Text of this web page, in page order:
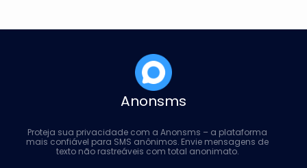
Anonsms
Proteja sua privacidade com a Anonsms – a plataforma
mais confiável para SMS anônimos. Envie mensagens de
texto não rastreáveis ​​com total anonimato.